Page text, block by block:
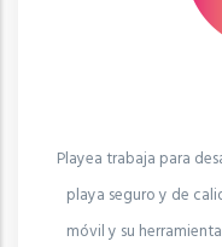
Playea trabaja para
playa seguro y de
móvil y su